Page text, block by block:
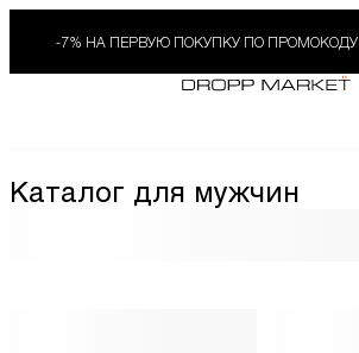
-7% НА ПЕРВУЮ ПОКУПКУ ПО ПРОМОКОДУ
Каталог для мужчин